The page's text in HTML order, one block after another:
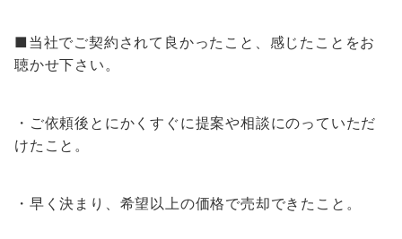
■当社でご契約されて良かったこと、感じたことをお
聴かせ下さい。
・ご依頼後とにかくすぐに提案や相談にのっていただ
けたこと。
・早く決まり、希望以上の価格で売却できたこと。